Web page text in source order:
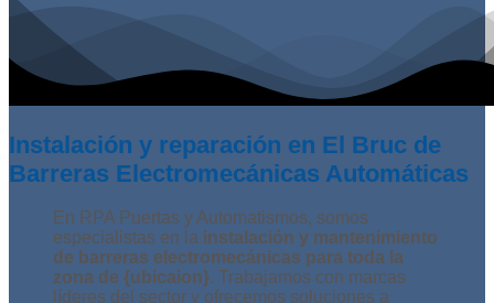
Instalación y reparación en El Bruc de
Barreras Electromecánicas Automáticas
En RPA Puertas y Automatismos, somos
especialistas en la instalación y mantenimiento
de barreras electromecánicas para toda la
zona de {ubicaion}. Trabajamos con marcas
líderes del sector y ofrecemos soluciones a